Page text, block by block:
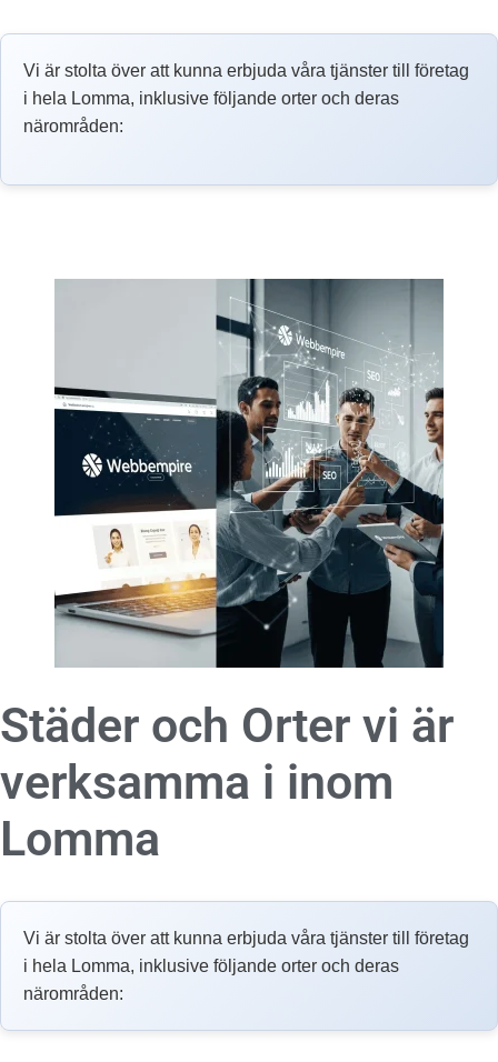
Vi är stolta över att kunna erbjuda våra tjänster till företag
i hela Lomma, inklusive följande orter och deras
närområden:
Städer och Orter vi är
verksamma i inom
Lomma
Vi är stolta över att kunna erbjuda våra tjänster till företag
i hela Lomma, inklusive följande orter och deras
närområden: